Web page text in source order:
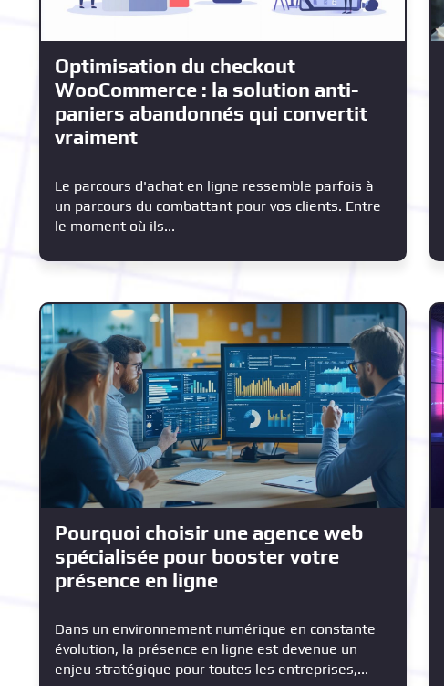
Optimisation du checkout
WooCommerce : la solution anti-
paniers abandonnés qui convertit
vraiment
Le parcours d'achat en ligne ressemble parfois à
un parcours du combattant pour vos clients. Entre
le moment où ils...
Pourquoi choisir une agence web
spécialisée pour booster votre
présence en ligne
Dans un environnement numérique en constante
évolution, la présence en ligne est devenue un
enjeu stratégique pour toutes les entreprises,...